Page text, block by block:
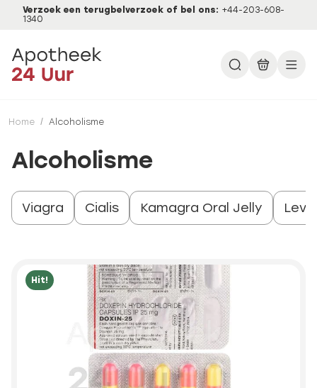
Verzoek een terugbelverzoek of bel ons: +44-203-608-
1340
Home / Alcoholisme
Alcoholisme
Viagra Cialis Kamagra Oral Jelly
Hit!